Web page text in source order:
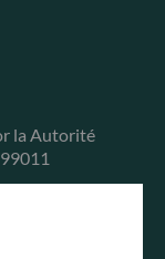
la Autorité